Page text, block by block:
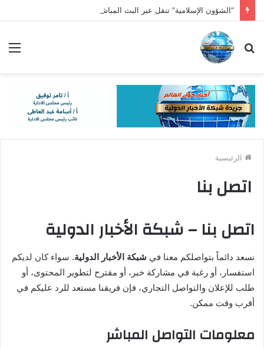
بحث
الرئيسية
اتصل بنا
اتصل بنا – شبكة الأخبار الدولية
نسعد دائماً بتواصلكم معنا في شبكة الأخبار الدولية. سواء كان لديكم
استفسار، أو رغبة في مشاركة خبر، أو مقترح لتطوير المحتوى، أو
طلب للإعلان والتواصل التجاري، فإن فريقنا مستعد للرد عليكم في
أقرب وقت ممكن.
معلومات التواصل المباشر